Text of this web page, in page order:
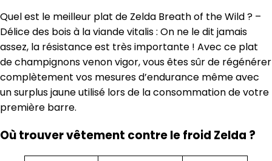
Quel est le meilleur plat de Zelda Breath of the Wild ? –
Délice des bois à la viande vitalis : On ne le dit jamais
assez, la résistance est très importante ! Avec ce plat
de champignons venon vigor, vous êtes sûr de régénérer
complètement vos mesures d’endurance même avec
un surplus jaune utilisé lors de la consommation de votre
première barre.
Où trouver vêtement contre le froid Zelda ?